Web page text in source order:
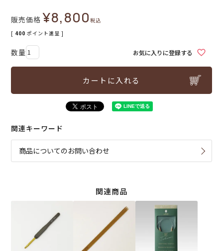
販売価格 ¥8,800税込
[ 400 ポイント進呈 ]
お気に入りに登録する
カートに入れる
関連キーワード
商品についてのお問い合わせ
関連商品